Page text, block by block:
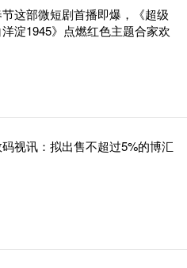
这部微短剧首播即爆，《超级
洋淀1945》点燃红色主题合家欢
视讯：拟出售不超过5%的博汇